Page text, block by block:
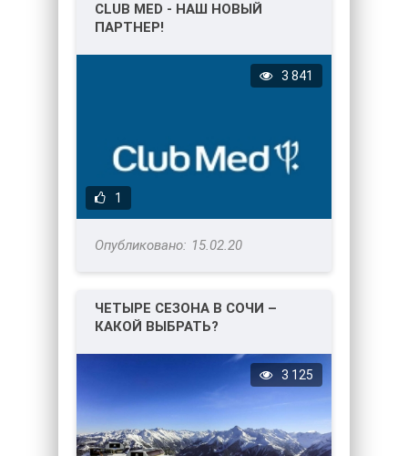
CLUB MED - НАШ НОВЫЙ
ПАРТНЕР!
1
3 841
15.02.20
ЧЕТЫРЕ СЕЗОНА В СОЧИ –
КАКОЙ ВЫБРАТЬ?
3 125